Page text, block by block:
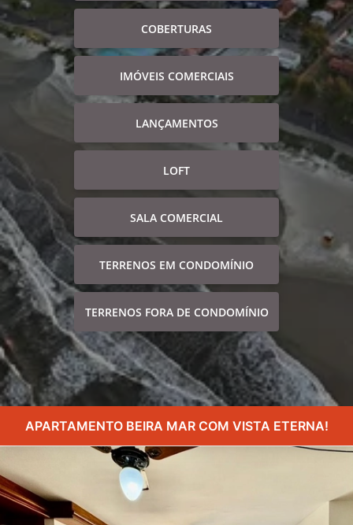
COBERTURAS
IMÓVEIS COMERCIAIS
LANÇAMENTOS
LOFT
SALA COMERCIAL
TERRENOS EM CONDOMÍNIO
TERRENOS FORA DE CONDOMÍNIO
APARTAMENTO BEIRA MAR COM VISTA ETERNA!